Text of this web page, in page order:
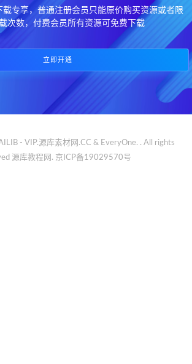
专享，普通注册会员只能原价购买资源或者限
次数，付费会员所有资源可免费下载
立即开通
- VIP.源库素材网.CC & EveryOne. . All rights
源库教程网. 京ICP备19029570号